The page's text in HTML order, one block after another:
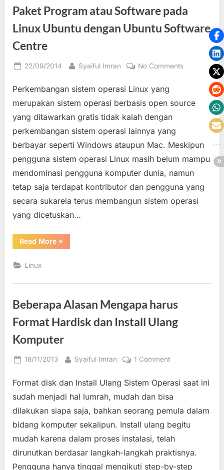
Paket Program atau Software pada
Linux Ubuntu dengan Ubuntu Software
Centre
Posted
22/09/2014 By
Syaiful Imran No Commentson
Langkah
Install
Uninstall
Program
atau
Linux
Ubuntu
Perkembangan sistem operasi Linux yang
merupakan sistem operasi berbasis open source
yang ditawarkan gratis tidak kalah dengan
perkembangan sistem operasi lainnya yang
berbayar seperti Windows ataupun Mac. Meskipun
pengguna sistem operasi Linux masih belum mampu
mendominasi pengguna komputer dunia, namun
tetap saja terdapat kontributor dan pengguna yang
secara sukarela terus membangun sistem operasi
yang dicetuskan…
Read More“Langkah
Praktis
Program
pada
Linux
Ubuntu
dengan
Software
Centre”
»
Linux
Beberapa Alasan Mengapa harus
Format Hardisk dan Install Ulang
Komputer
Posted
18/11/2013 By
Syaiful Imran 1 Commenton
Alasan
Mengapa
Format
Hardisk
dan
Install
Ulang
Format disk dan Install Ulang Sistem Operasi saat ini
sudah menjadi hal lumrah, mudah dan bisa
dilakukan siapa saja, bahkan seorang pemula dalam
bidang komputer sekalipun. Install ulang begitu
mudah karena dalam proses instalasi, telah
dirunutkan berdasar langkah-langkah praktisnya.
Pengguna hanya tinggal mengikuti step-by-step